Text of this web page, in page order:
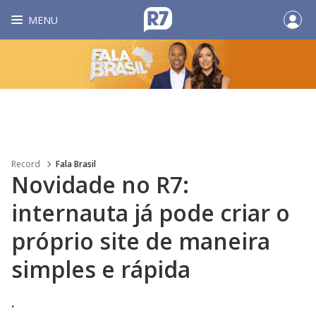
MENU
Record Fala Brasil
Novidade no R7:
internauta já pode criar o
próprio site de maneira
simples e rápida
.